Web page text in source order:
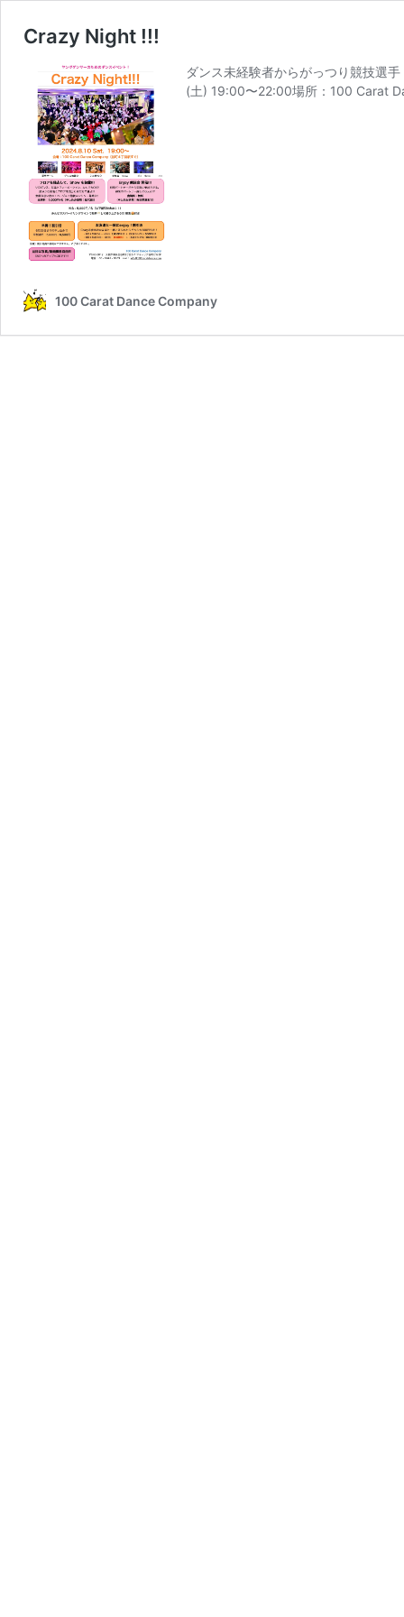
Crazy Night !!!
ダンス未経験者からがっつり競技選
(土) 19:00〜22:00場所：100 Carat
100 Carat Dance Company